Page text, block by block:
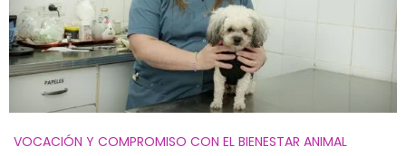
VOCACIÓN Y COMPROMISO CON EL BIENESTAR ANIMAL